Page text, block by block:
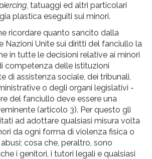
, tatuaggi ed altri particolari
plastica eseguiti sui minori.
ricordare quanto sancito dalla
Nazioni Unite sui diritti del fanciullo la
in tutte le decisioni relative ai minori
competenza delle istituzioni
di assistenza sociale, dei tribunali,
o degli organi legislativi -
del fanciullo deve essere una
(articolo 3). Per questo gli
ad adottare qualsiasi misura volta
da ogni forma di violenza fisica o
cosa che, peraltro, sono
i genitori, i tutori legali e qualsiasi